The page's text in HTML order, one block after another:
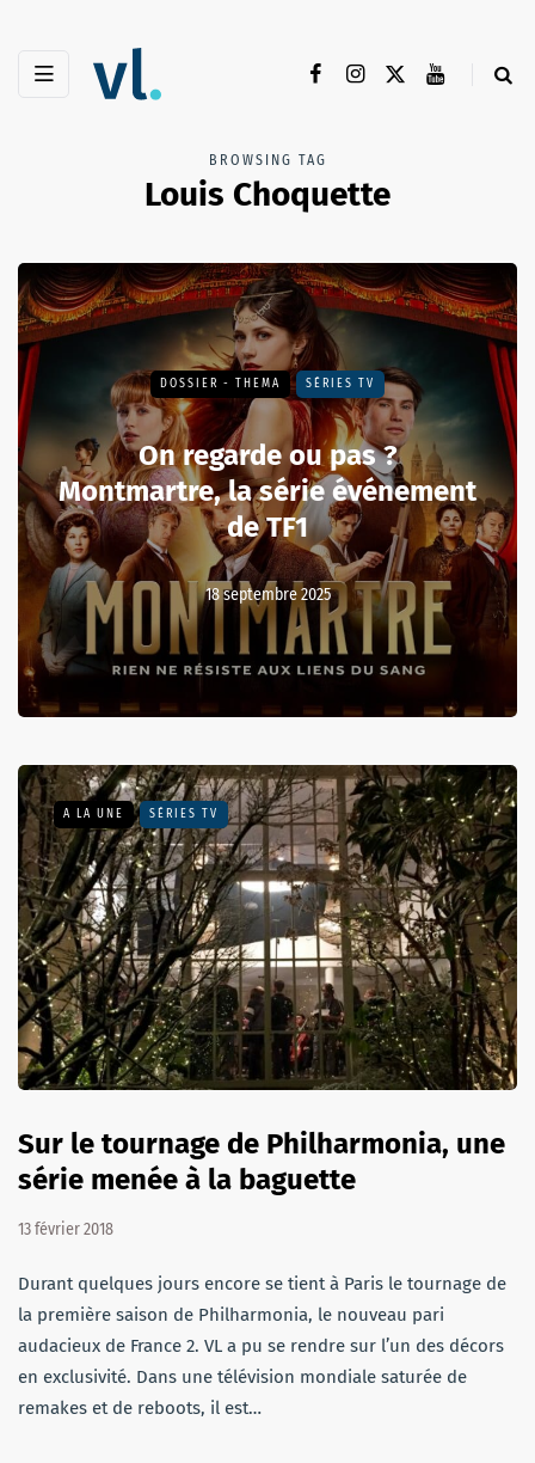
BROWSING TAG
Louis Choquette
DOSSIER - THEMA SÉRIES TV
On regarde ou pas ?
Montmartre, la série événement
de TF1
18 septembre 2025
A LA UNE SÉRIES TV
Sur le tournage de Philharmonia, une
série menée à la baguette
13 février 2018
Durant quelques jours encore se tient à Paris le tournage de
la première saison de Philharmonia, le nouveau pari
audacieux de France 2. VL a pu se rendre sur l’un des décors
en exclusivité. Dans une télévision mondiale saturée de
remakes et de reboots, il est…